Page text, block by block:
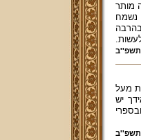
מותר
נשמח
מעל
יש